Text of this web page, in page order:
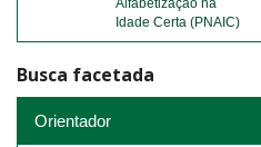
Alfabetização na
Idade Certa (PNAIC)
Busca facetada
Orientador